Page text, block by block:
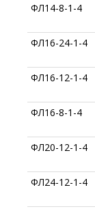
ФЛ14-8-1-4
ФЛ16-24-1-4
ФЛ16-12-1-4
ФЛ16-8-1-4
ФЛ20-12-1-4
ФЛ24-12-1-4